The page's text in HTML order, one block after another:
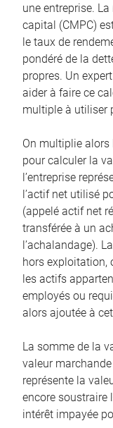
une entreprise.
capital (CMPC)
le taux de
pondéré de la
propres. Un
aider à faire ce
multiple à utiliser
On multiplie alors
pour calculer la
l’entreprise
l’actif net utilisé
(appelé actif net
transférée à un
l’achalandage).
hors exploitation,
les actifs
employés ou
alors ajoutée à
La somme de la
valeur
représente la
encore soustraire
intérêt impayée